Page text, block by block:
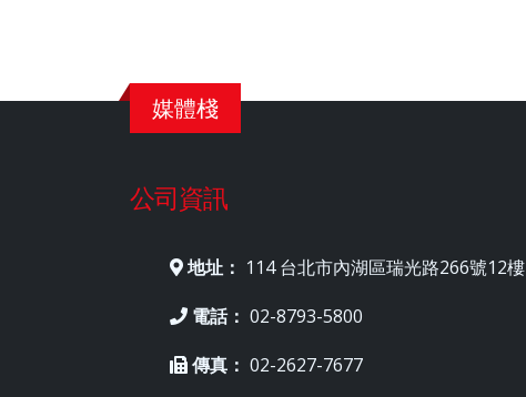
媒體棧
公司資訊
地址： 114 台北市內湖區瑞光路266號12樓
電話： 02-8793-5800
傳真： 02-2627-7677